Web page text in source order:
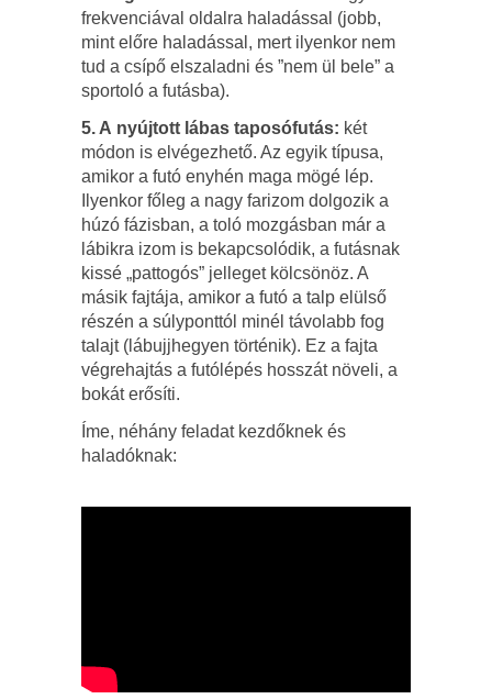
frekvenciával oldalra haladással (jobb,
mint előre haladással, mert ilyenkor nem
tud a csípő elszaladni és ”nem ül bele” a
sportoló a futásba).
5. A nyújtott lábas taposófutás: két
módon is elvégezhető. Az egyik típusa,
amikor a futó enyhén maga mögé lép.
Ilyenkor főleg a nagy farizom dolgozik a
húzó fázisban, a toló mozgásban már a
lábikra izom is bekapcsolódik, a futásnak
kissé „pattogós” jelleget kölcsönöz. A
másik fajtája, amikor a futó a talp elülső
részén a súlyponttól minél távolabb fog
talajt (lábujjhegyen történik). Ez a fajta
végrehajtás a futólépés hosszát növeli, a
bokát erősíti.
Íme, néhány feladat kezdőknek és
haladóknak: